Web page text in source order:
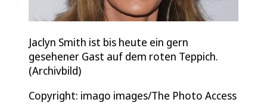
Jaclyn Smith ist bis heute ein gern
gesehener Gast auf dem roten Teppich.
(Archivbild)
Copyright: imago images/The Photo Access